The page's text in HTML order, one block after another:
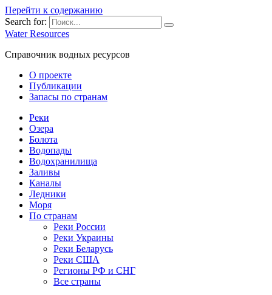
Перейти к содержанию
Search for:
Water Resources
Справочник водных ресурсов
О проекте
Публикации
Запасы по странам
Реки
Озера
Болота
Водопады
Водохранилища
Заливы
Каналы
Ледники
Моря
По странам
Реки России
Реки Украины
Реки Беларусь
Реки США
Регионы РФ и СНГ
Все страны